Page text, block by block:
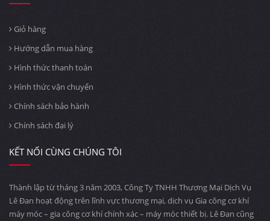
Giỏ hàng
Hướng dẫn mua hàng
Hình thức thanh toán
Hình thức vận chuyển
Chính sách bảo hành
Chính sách đại lý
KẾT NỐI CÙNG CHÚNG TÔI
Thành lập từ tháng 3 năm 2003, Công Ty TNHH Thương Mại Dịch Vụ
Lê Đan hoạt động trên lĩnh vực thương mại, dịch vụ Gia công cơ khí
máy móc – gia công cơ khí chính xác – máy móc thiết bị. Lê Đan cũng